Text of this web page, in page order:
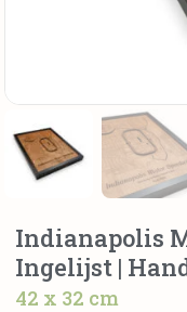
Indianapolis
Ingelijst |
42 x 32 cm